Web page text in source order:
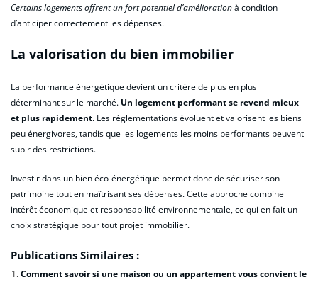
Certains logements offrent un fort potentiel d’améliorationà condition
d’anticiper correctement les dépenses.
La valorisation du bien immobilier
La performance énergétique devient un critère de plus en plus
déterminant sur le marché. Un logement performant se revend mieux
et plus rapidement. Les réglementations évoluent et valorisent les biens
peu énergivores, tandis que les logements les moins performants peuvent
subir des restrictions.
Investir dans un bien éco-énergétique permet donc de sécuriser son
patrimoine tout en maîtrisant ses dépenses. Cette approche combine
intérêt économique et responsabilité environnementale, ce qui en fait un
choix stratégique pour tout projet immobilier.
Publications Similaires :
Comment savoir si une maison ou un appartement vous convient le